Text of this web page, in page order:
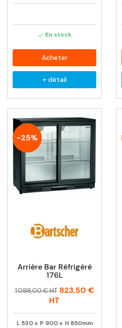
 En stock
Acheter
+ détail
-25%
Arrière Bar Réfrigéré
176L
Prix
Prix
1 098,00 € HT 823,50 €
HT
L 530 x P 900 x H 850mm